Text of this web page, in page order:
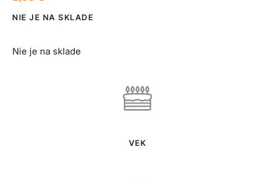
NIE JE NA SKLADE
Nie je na sklade
VEK